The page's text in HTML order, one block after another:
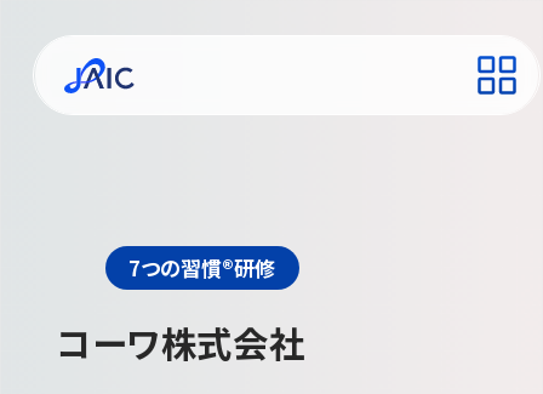
7つの習慣®研修
コーワ株式会社